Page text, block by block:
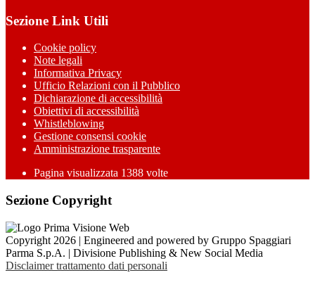
Sezione Link Utili
Cookie policy
Note legali
Informativa Privacy
Ufficio Relazioni con il Pubblico
Dichiarazione di accessibilità
Obiettivi di accessibilità
Whistleblowing
Gestione consensi cookie
Amministrazione trasparente
Pagina visualizzata 1388 volte
Sezione Copyright
Copyright 2026 | Engineered and powered by Gruppo Spaggiari
Parma S.p.A. | Divisione Publishing & New Social Media
Disclaimer trattamento dati personali